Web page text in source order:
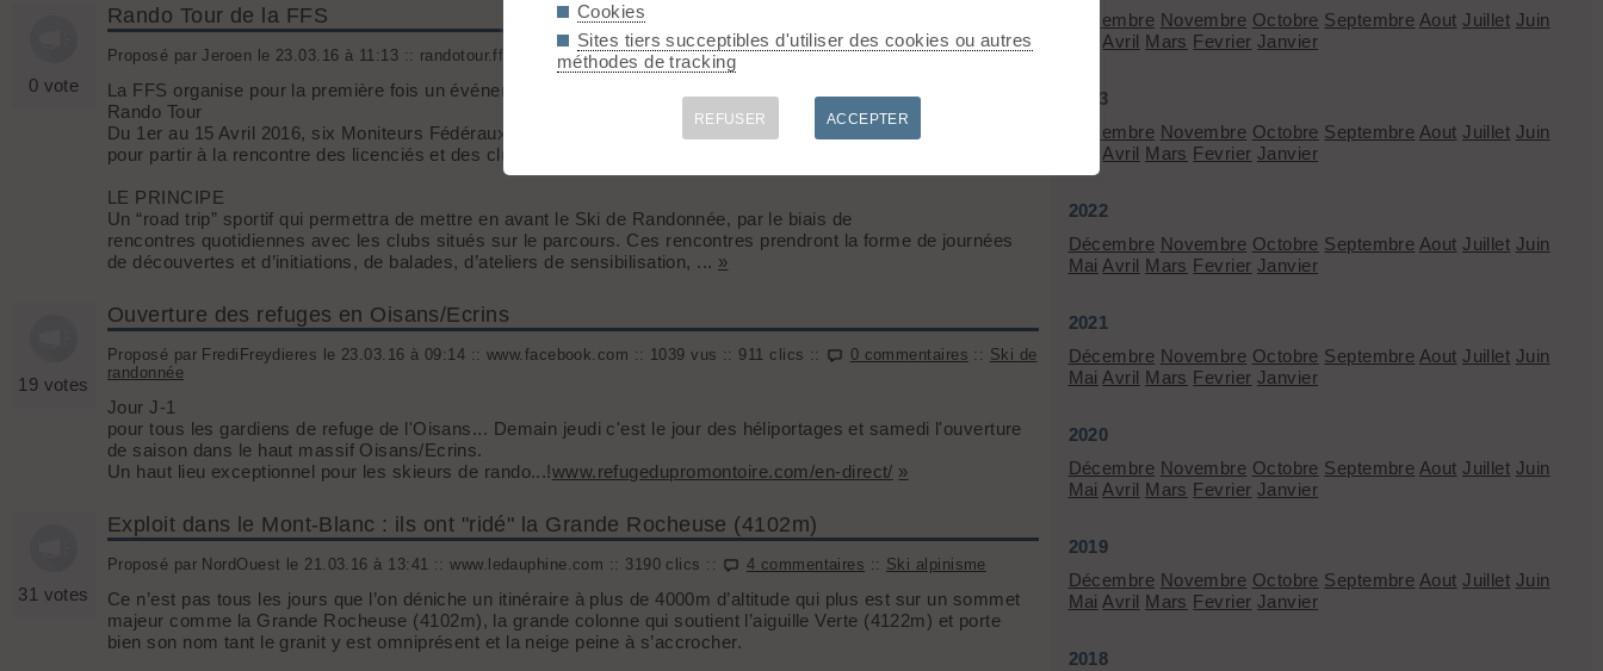
0 vote
Rando Tour de la FFS
Proposé par Jeroen le 23.03.16 à 11:13 :: randotour.ffs.fr :: 1097 vus :: 106 clics :: 3 commentaires::Agenda
La FFS organise pour la première fois un événement d’envergure nationale autour du Ski de Randonnée : Le
Rando Tour
Du 1er au 15 Avril 2016, six Moniteurs Fédéraux Bénévoles vont traverser les Alpes du Sud au Nord
pour partir à la rencontre des licenciés et des clubs de la FFS.
LE PRINCIPE
Un “road trip” sportif qui permettra de mettre en avant le Ski de Randonnée, par le biais de
rencontres quotidiennes avec les clubs situés sur le parcours. Ces rencontres prendront la forme de journées
de découvertes et d’initiations, de balades, d’ateliers de sensibilisation, ... »
19 votes
Ouverture des refuges en Oisans/Ecrins
Proposé par FrediFreydieres le 23.03.16 à 09:14 :: www.facebook.com :: 1039 vus :: 911 clics :: 0 commentaires :: Ski de
randonnée
Jour J-1
pour tous les gardiens de refuge de l'Oisans... Demain jeudi c'est le jour des héliportages et samedi l'ouverture
de saison dans le haut massif Oisans/Ecrins.
Un haut lieu exceptionnel pour les skieurs de rando...!www.refugedupromontoire.com/en-direct/ »
31 votes
Exploit dans le Mont-Blanc : ils ont "ridé" la Grande Rocheuse (4102m)
Proposé par NordOuest le 21.03.16 à 13:41 :: www.ledauphine.com :: 3190 clics :: 4 commentaires :: Ski alpinisme
Ce n’est pas tous les jours que l’on déniche un itinéraire à plus de 4000m d’altitude qui plus est sur un sommet
majeur comme la Grande Rocheuse (4102m), la grande colonne qui soutient l’aiguille Verte (4122m) et porte
bien son nom tant le granit y est omniprésent et la neige peine à s’accrocher.
Décembre Novembre Octobre Septembre Aout Juillet Juin
Avril Mars Fevrier Janvier
2023
Décembre Novembre Octobre Septembre Aout Juillet Juin
Avril Mars Fevrier Janvier
2022
Décembre Novembre Octobre Septembre Aout Juillet Juin
Mai Avril Mars Fevrier Janvier
2021
Décembre Novembre Octobre Septembre Aout Juillet Juin
Mai Avril Mars Fevrier Janvier
2020
Décembre Novembre Octobre Septembre Aout Juillet Juin
Mai Avril Mars Fevrier Janvier
2019
Décembre Novembre Octobre Septembre Aout Juillet Juin
Mai Avril Mars Fevrier Janvier
2018
Cookies
Sites tiers succeptibles d'utiliser des cookies ou autres
méthodes de tracking
REFUSER ACCEPTER